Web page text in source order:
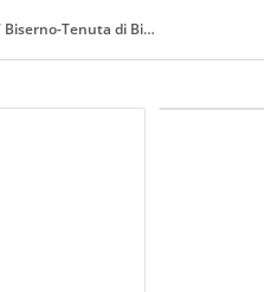
2017 Biserno-Tenuta di Biserno